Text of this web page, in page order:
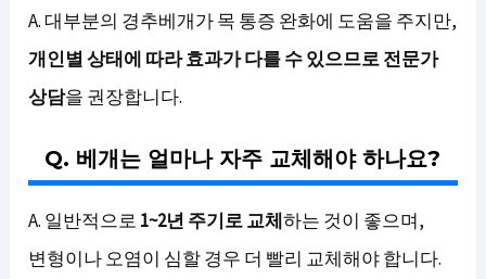
A. 대부분의 경추베개가 목 통증 완화에 도움을 주지만,
개인별 상태에 따라 효과가 다를 수 있으므로 전문가
상담을 권장합니다.
Q. 베개는 얼마나 자주 교체해야 하나요?
A. 일반적으로 1~2년 주기로 교체하는 것이 좋으며,
변형이나 오염이 심할 경우 더 빨리 교체해야 합니다.